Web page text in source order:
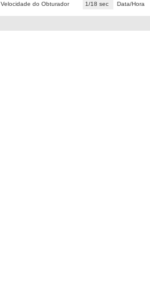
Velocidade do Obturador
1/18 sec Data/Hora